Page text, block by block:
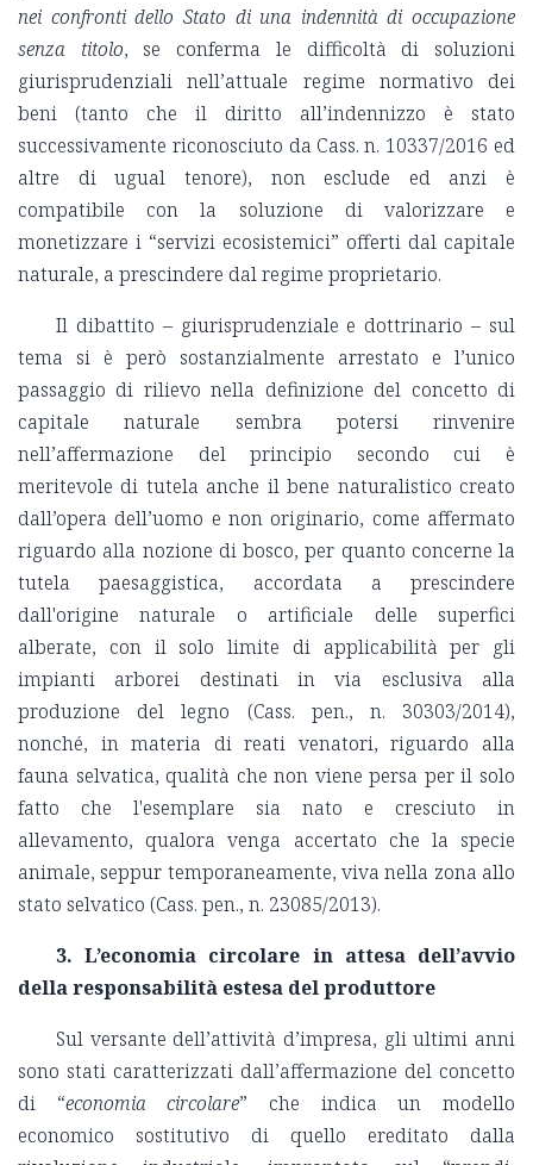
nei confronti dello Stato di una indennità di occupazione
senza titolo, se conferma le difficoltà di soluzioni
giurisprudenziali nell’attuale regime normativo dei
beni (tanto che il diritto all’indennizzo è stato
successivamente riconosciuto da Cass. n. 10337/2016 ed
altre di ugual tenore), non esclude ed anzi è
compatibile con la soluzione di valorizzare e
monetizzare i “servizi ecosistemici” offerti dal capitale
naturale, a prescindere dal regime proprietario.
Il dibattito – giurisprudenziale e dottrinario – sul
tema si è però sostanzialmente arrestato e l’unico
passaggio di rilievo nella definizione del concetto di
capitale naturale sembra potersi rinvenire
nell’affermazione del principio secondo cui è
meritevole di tutela anche il bene naturalistico creato
dall’opera dell’uomo e non originario, come affermato
riguardo alla nozione di bosco, per quanto concerne la
tutela paesaggistica, accordata a prescindere
dall'origine naturale o artificiale delle superfici
alberate, con il solo limite di applicabilità per gli
impianti arborei destinati in via esclusiva alla
produzione del legno (Cass. pen., n. 30303/2014),
nonché, in materia di reati venatori,riguardo alla
fauna selvatica, qualità che non viene persa per il solo
fatto che l'esemplare sia nato e cresciuto in
allevamento, qualora venga accertato che la specie
animale, seppur temporaneamente, viva nella zona allo
stato selvatico (Cass. pen., n. 23085/2013).
3. L’economia circolare in attesa dell’avvio
della responsabilità estesa del produttore
Sul versante dell’attività d’impresa, gli ultimi anni
sono stati caratterizzati dall’affermazione del concetto
di “economia circolare” che indica un modello
economico sostitutivo di quello ereditato dalla